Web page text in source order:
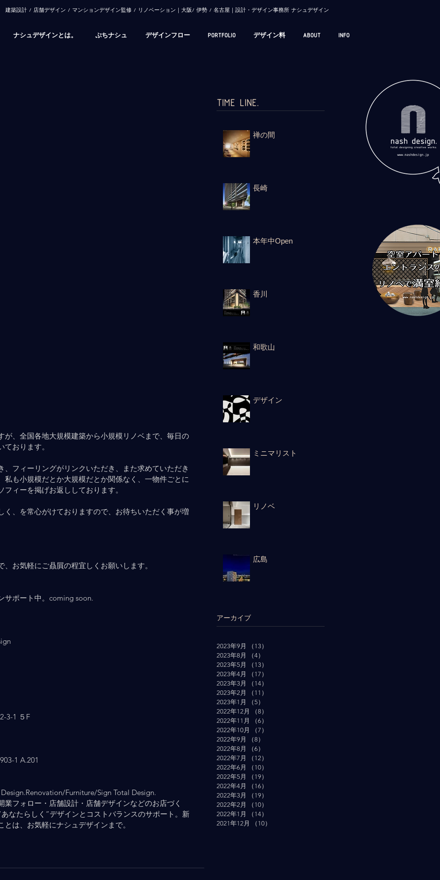
​建築設計 / 店舗デザイン / マンションデザイン監修 / リノベーション｜大阪/ 伊勢 / 名古屋｜設計・デザイン事務所 ナシュデザイン
ナシュデザインとは。 ぷちナシュ デザインフロー PORTFOLIO デザイン料 ABOUT INFO
が、全国各地大規模建築から小規模リノベまで、毎日の
おります。
、フィーリングがリンクいただき、また求めていただき
私も小規模だとか大規模だとか関係なく、一物件ごとに
ィーを掲げお返ししております。
く、を常心がけておりますので、お待ちいただく事が増
お気軽にご贔屓の程宜しくお願いします。
サポート中。coming soon.
3-1 ５F
1 A.201
Furniture/Sign Total Design.
フォロー・店舗設計・店舗デザインなどのお店づく
なたらしく”デザインとコストバランスのサポート。新
は、お気軽にナシュデザインまで。
TIME LINE.
禅の間
長崎
本年中Open
香川
和歌山
デザイン
ミニマリスト
リノベ
広島
アーカイブ
2023年9月 （13）
2023年8月
（4）
2023年5月
（13）
2023年4月
（17）
2023年3月
（14）
2023年2月
（11）
2023年1月
（5）
2022年12月
（8）
2022年11月
（6）
2022年10月
（7）
2022年9月
（8）
2022年8月
（6）
2022年7月
（12）
2022年6月
（10）
2022年5月
（19）
2022年4月
（16）
2022年3月
（19）
2022年2月
（10）
2022年1月
（14）
2021年12月
（10）